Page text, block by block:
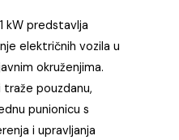
kW predstavlja
električnih vozila u
okruženjima.
traže pouzdanu,
punionicu s
i upravljanja